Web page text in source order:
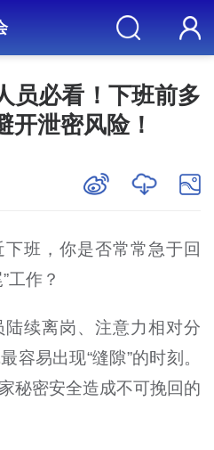
员必看！下班前多
开泄密风险！
班，你是否常常急于回
工作？
续离岗、注意力相对分
容易出现“缝隙”的时刻。
秘密安全造成不可挽回的